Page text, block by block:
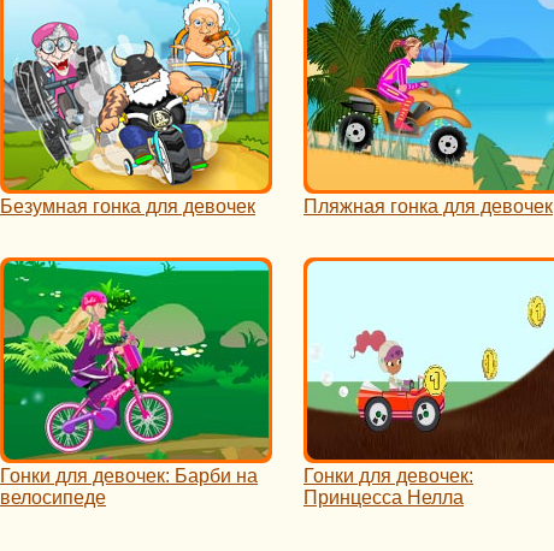
Безумная гонка для девочек Пляжная гонка для девочек
Гонки для девочек: Барби на
велосипеде
Гонки для девочек:
Принцесса Нелла